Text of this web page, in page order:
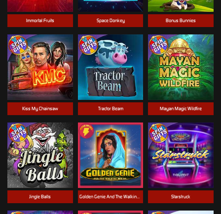
Kiss My Chainsaw Tractor Beam
Space Donkey
Starstruck
Golden Genie And The Walking Wilds
Immortal Fruits
Mayan Magic Wildfire
Bonus Bunnies
Jingle Balls